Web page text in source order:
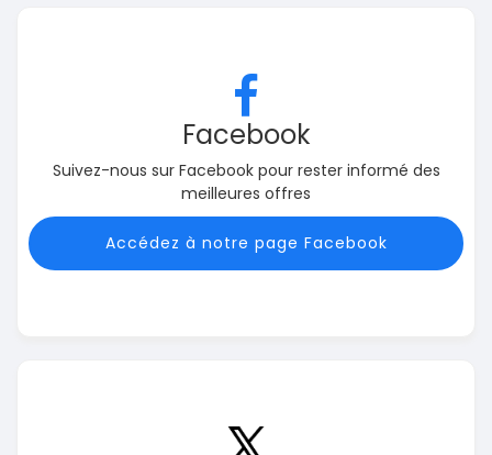
Facebook
Suivez-nous sur Facebook pour rester informé des
meilleures offres
Accédez à notre page Facebook